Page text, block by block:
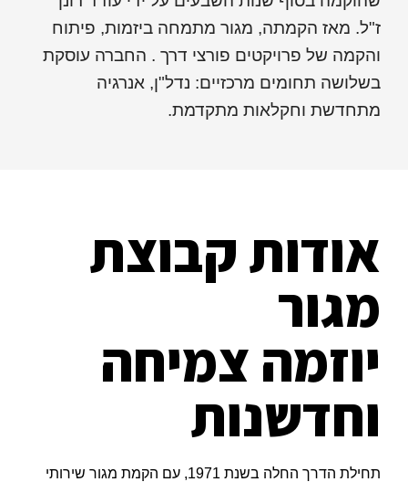
ז"ל. מאז הקמתה, מגור מתמחה ביזמות, פיתוח
והקמה של פרויקטים פורצי דרך . החברה עוסקת
בשלושה תחומים מרכזיים: נדל"ן, אנרגיה
מתחדשת וחקלאות מתקדמת.
אודות קבוצת
מגור
יוזמה צמיחה
וחדשנות
תחילת הדרך החלה בשנת 1971, עם הקמת מגור שירותי